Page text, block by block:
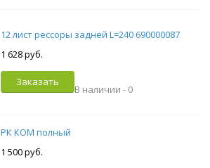
12 лист рессоры задней L=240 690000087
1 628 руб.
Заказать
В наличии - 0
РК КОМ полный
1 500 руб.